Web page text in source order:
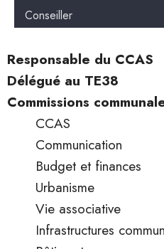
Conseiller
Responsable du CCAS
Délégué au TE38
Commissions
CCAS
Communication
Budget et finances
Urbanisme
Vie associative
Infrastructures